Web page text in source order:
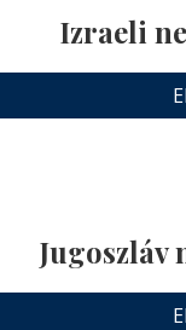
Izraeli
Jugoszláv